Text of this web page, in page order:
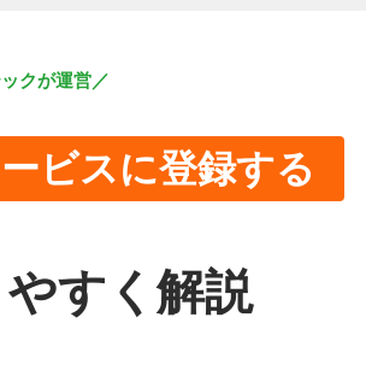
クが運営／
ビスに登録する
すく解説